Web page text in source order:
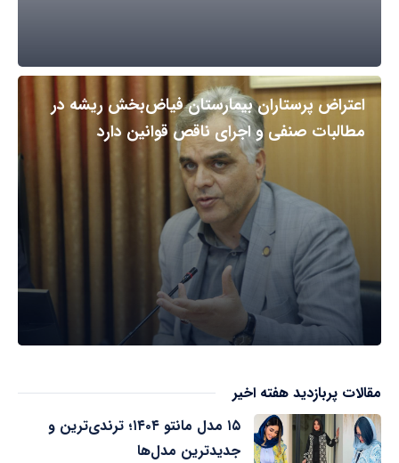
اعتراض پرستاران بیمارستان فیاض‌بخش ریشه در
مطالبات صنفی و اجرای ناقص قوانین دارد
مقالات پربازدید هفته اخیر
۱۵ مدل مانتو ۱۴۰۴؛ ترندی‌ترین و
جدیدترین مدل‌ها